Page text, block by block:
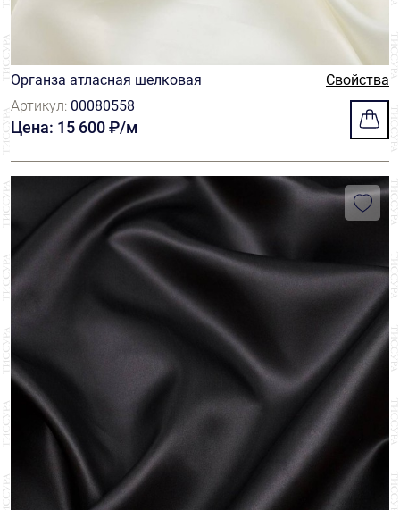
Органза атласная шелковая
Свойства
Артикул: 00080558
Цена: 15 600 ₽/м